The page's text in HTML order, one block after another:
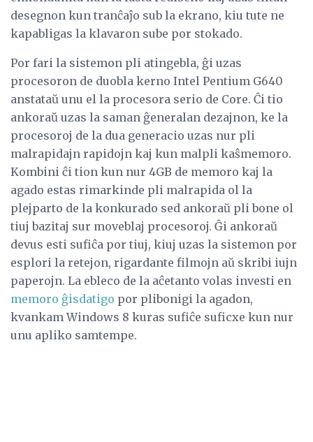
desegnon kun tranĉaĵo sub la ekrano, kiu tute ne
kapabligas la klavaron sube por stokado.
Por fari la sistemon pli atingebla, ĝi uzas
procesoron de duobla kerno Intel Pentium G640
anstataŭ unu el la procesora serio de Core. Ĉi tio
ankoraŭ uzas la saman ĝeneralan dezajnon, ke la
procesoroj de la dua generacio uzas nur pli
malrapidajn rapidojn kaj kun malpli kaŝmemoro.
Kombini ĉi tion kun nur 4GB de memoro kaj la
agado estas rimarkinde pli malrapida ol la
plejparto de la konkurado sed ankoraŭ pli bone ol
tiuj bazitaj sur moveblaj procesoroj. Ĝi ankoraŭ
devus esti sufiĉa por tiuj, kiuj uzas la sistemon por
esplori la retejon, rigardante filmojn aŭ skribi iujn
paperojn. La ebleco de la aĉetanto volas investi en
memoro ĝisdatigo por plibonigi la agadon,
kvankam Windows 8 kuras sufiĉe suficxe kun nur
unu apliko samtempe.